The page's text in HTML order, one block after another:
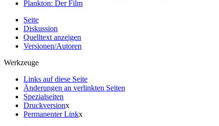
Plankton: Der Film
Seite
Diskussion
Quelltext anzeigen
Versionen/Autoren
Werkzeuge
Links auf diese Seite
Änderungen an verlinkten Seiten
Spezialseiten
Druckversionx
Permanenter Linkx